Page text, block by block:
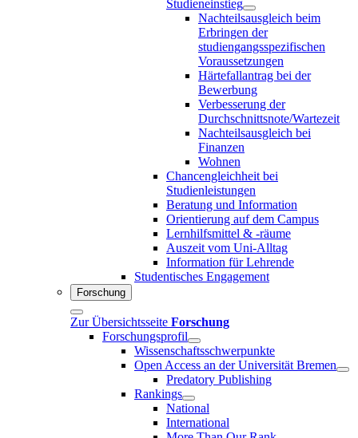
Studieneinstieg
Nachteilsausgleich beim
Erbringen der
studiengangsspezifischen
Voraussetzungen
Härtefallantrag bei der
Bewerbung
Verbesserung der
Durchschnittsnote/Wartezeit
Nachteilsausgleich bei
Finanzen
Wohnen
Chancengleichheit bei
Studienleistungen
Beratung und Information
Orientierung auf dem Campus
Lernhilfsmittel & -räume
Auszeit vom Uni-Alltag
Information für Lehrende
Studentisches Engagement
Forschung
Zur Übersichtsseite Forschung
Forschungsprofil
Wissenschaftsschwerpunkte
Open Access an der Universität Bremen
Predatory Publishing
Rankings
National
International